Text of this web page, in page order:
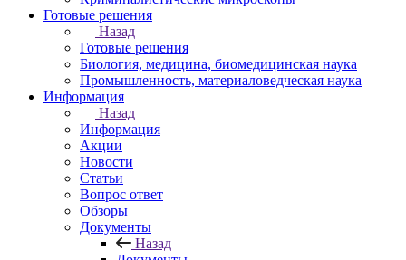
Готовые решения
Назад
Готовые решения
Биология, медицина, биомедицинская наука
Промышленность, материаловедческая наука
Информация
Назад
Информация
Акции
Новости
Статьи
Вопрос ответ
Обзоры
Документы
Назад